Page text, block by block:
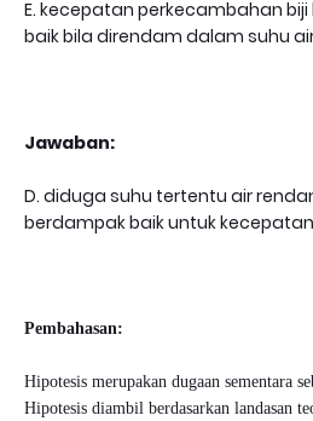
E. kecepatan perkecambahan
baik bila direndam dalam suhu
Jawaban:
D. diduga suhu tertentu air
berdampak baik untuk
Pembahasan:
Hipotesis merupakan dugaan sementara
Hipotesis diambil berdasarkan landasan